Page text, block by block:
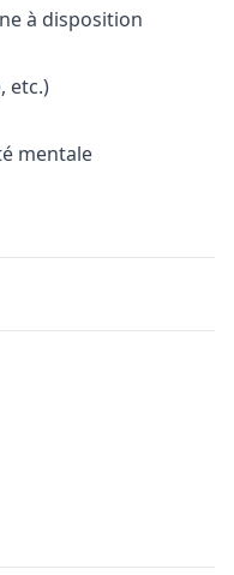
à disposition
etc.)
mentale